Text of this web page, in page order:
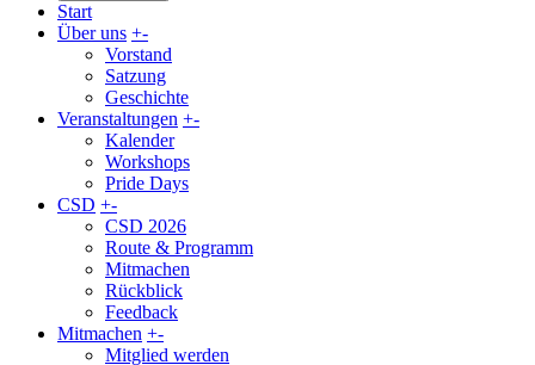
Start
Über uns +-
Vorstand
Satzung
Geschichte
Veranstaltungen +-
Kalender
Workshops
Pride Days
CSD +-
CSD 2026
Route & Programm
Mitmachen
Rückblick
Feedback
Mitmachen +-
Mitglied werden